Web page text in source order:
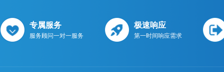
专属服务
服务顾问一对一服务
极速响应
第一时间响应需求